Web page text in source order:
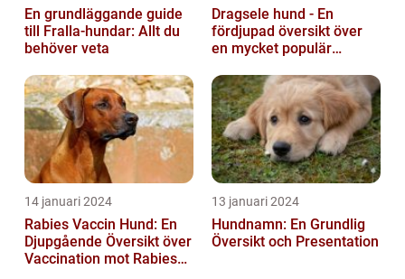
En grundläggande guide
till Fralla-hundar: Allt du
behöver veta
Dragsele hund - En
fördjupad översikt över
en mycket populär
14 januari 2024
Rabies Vaccin Hund: En
Djupgående Översikt över
Vaccination mot Rabies
13 januari 2024
Hundnamn: En Grundlig
Översikt och Presentation